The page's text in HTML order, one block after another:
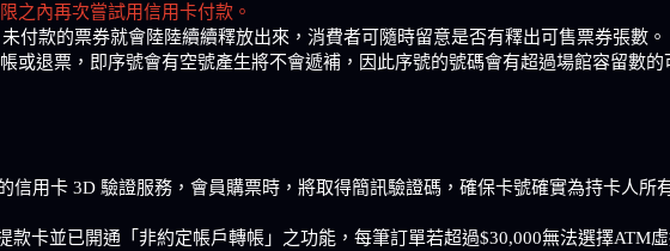
之內再次嘗試用信用卡付款。
款的票券就會陸陸續續釋放出來，消費者可隨時留意是否有釋出可售票券張數。
或退票，即序號會有空號產生將不會遞補，因此序號的號碼會有超過場館容留數
用卡 3D 驗證服務，會員購票時，將取得簡訊驗證碼，確保卡號確實為持卡人所
卡並已開通「非約定帳戶轉帳」之功能，每筆訂單若超過$30,000無法選擇ATM